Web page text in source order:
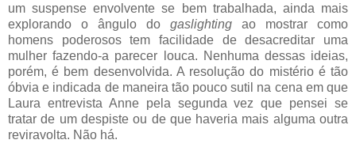
um suspense envolvente se bem trabalhada, ainda mais
explorando o ângulo do gaslighting ao mostrar como
homens poderosos tem facilidade de desacreditar uma
mulher fazendo-a parecer louca. Nenhuma dessas ideias,
porém, é bem desenvolvida. A resolução do mistério é tão
óbvia e indicada de maneira tão pouco sutil na cena em que
Laura entrevista Anne pela segunda vez que pensei se
tratar de um despiste ou de que haveria mais alguma outra
reviravolta. Não há.